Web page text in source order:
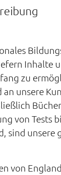
Inhalte
zu
unsere
von Tests
unsere
von